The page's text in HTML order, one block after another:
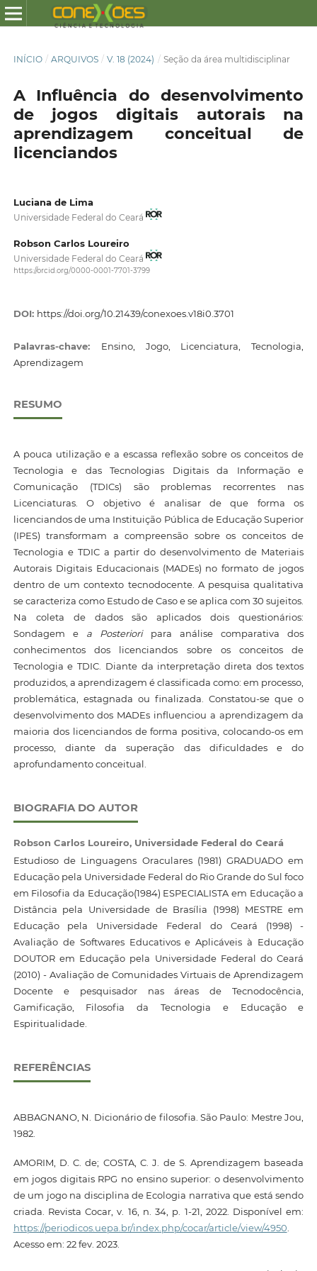
INÍCIO / ARQUIVOS / V. 18 (2024) / Seção da área multidisciplinar
A Influência do desenvolvimento
de jogos digitais autorais na
aprendizagem conceitual de
licenciandos
Luciana de Lima
Universidade Federal do Ceará
Robson Carlos Loureiro
Universidade Federal do Ceará
https://orcid.org/0000-0001-7701-3799
DOI: https://doi.org/10.21439/conexoes.v18i0.3701
Palavras-chave: Ensino, Jogo, Licenciatura, Tecnologia,
Aprendizagem
RESUMO
A pouca utilização e a escassa reflexão sobre os conceitos de
Tecnologia e das Tecnologias Digitais da Informação e
Comunicação (TDICs) são problemas recorrentes nas
Licenciaturas. O objetivo é analisar de que forma os
licenciandos de uma Instituição Pública de Educação Superior
(IPES) transformam a compreensão sobre os conceitos de
Tecnologia e TDIC a partir do desenvolvimento de Materiais
Autorais Digitais Educacionais (MADEs) no formato de jogos
dentro de um contexto tecnodocente. A pesquisa qualitativa
se caracteriza como Estudo de Caso e se aplica com 30 sujeitos.
Na coleta de dados são aplicados dois questionários:
Sondagem e a Posterioripara análise comparativa dos
conhecimentos dos licenciandos sobre os conceitos de
Tecnologia e TDIC. Diante da interpretação direta dos textos
produzidos, a aprendizagem é classificada como: em processo,
problemática, estagnada ou finalizada. Constatou-se que o
desenvolvimento dos MADEs influenciou a aprendizagem da
maioria dos licenciandos de forma positiva, colocando-os em
processo, diante da superação das dificuldades e do
aprofundamento conceitual.
BIOGRAFIA DO AUTOR
Robson Carlos Loureiro, Universidade Federal do Ceará
Estudioso de Linguagens Oraculares (1981) GRADUADO em
Educação pela Universidade Federal do Rio Grande do Sul foco
em Filosofia da Educação(1984) ESPECIALISTA em Educação a
Distância pela Universidade de Brasília (1998) MESTRE em
Educação pela Universidade Federal do Ceará (1998) -
Avaliação de Softwares Educativos e Aplicáveis à Educação
DOUTOR em Educação pela Universidade Federal do Ceará
(2010) - Avaliação de Comunidades Virtuais de Aprendizagem
Docente e pesquisador nas áreas de Tecnodocência,
Gamificação, Filosofia da Tecnologia e Educação e
Espiritualidade.
REFERÊNCIAS
ABBAGNANO, N. Dicionário de filosofia. São Paulo: Mestre Jou,
1982.
AMORIM, D. C. de; COSTA, C. J. de S. Aprendizagem baseada
em jogos digitais RPG no ensino superior: o desenvolvimento
de um jogo na disciplina de Ecologia narrativa que está sendo
criada. Revista Cocar, v. 16, n. 34, p. 1-21, 2022. Disponível em:
https://periodicos.uepa.br/index.php/cocar/article/view/4950
Acesso em: 22 fev. 2023.